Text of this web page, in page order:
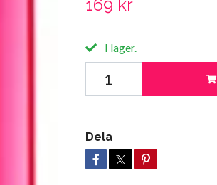
169 kr
I lager.
Dela